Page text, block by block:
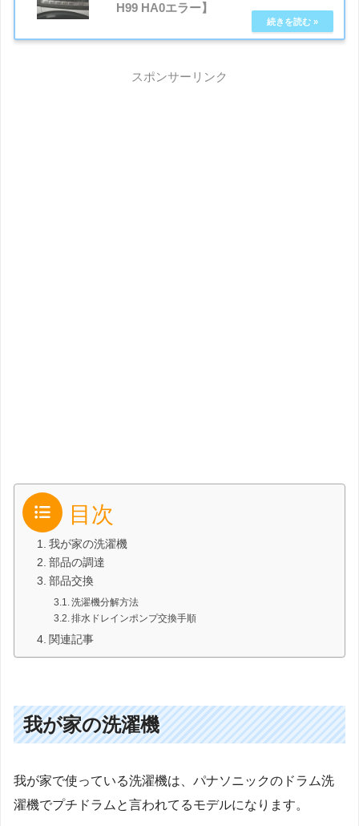
H99 HA0エラー】
スポンサーリンク
目次
我が家の洗濯機
部品の調達
部品交換
洗濯機分解方法
排水ドレインポンプ交換手順
関連記事
我が家の洗濯機
我が家で使っている洗濯機は、パナソニックのドラム洗
濯機でプチドラムと言われてるモデルになります。